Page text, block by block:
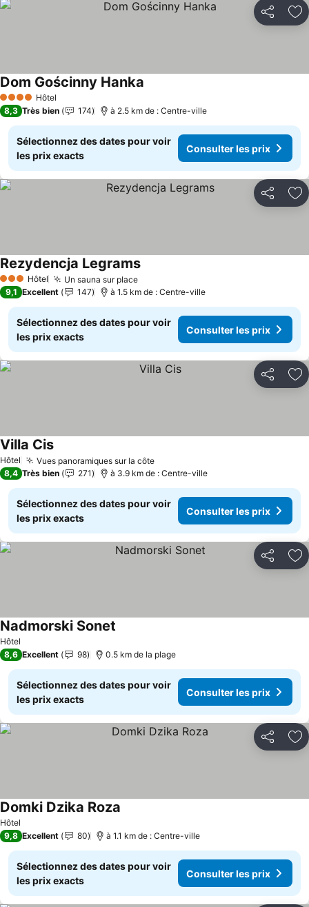
Partager
4 Étoiles Hôtel
Dom Gościnny Hanka
8,3 Très bien 174 à 2.5 km de : Centre-ville
Sélectionnez des dates pour voir
les prix exacts
Consulter les prix
Partager
3 ÉtoilesHôtel Un sauna sur placeConsulter les prix
Rezydencja LegramsConsulter les prix
9,1 Excellent 147 à 1.5 km de : Centre-ville
Sélectionnez des dates pour voir
les prix exacts
Consulter les prix
Partager
Hôtel Vues panoramiques sur la côteConsulter les prix
Villa CisConsulter les prix
8,4 Très bien 271 à 3.9 km de : Centre-ville
Sélectionnez des dates pour voir
les prix exacts
Consulter les prix
Partager
Hôtel
Nadmorski Sonet
8,6 Excellent 98 0.5 km de la plage
Sélectionnez des dates pour voir
les prix exacts
Consulter les prix
Partager
Hôtel
Domki Dzika Roza
9,8 Excellent 80 à 1.1 km de : Centre-ville
Sélectionnez des dates pour voir
les prix exacts
Consulter les prix